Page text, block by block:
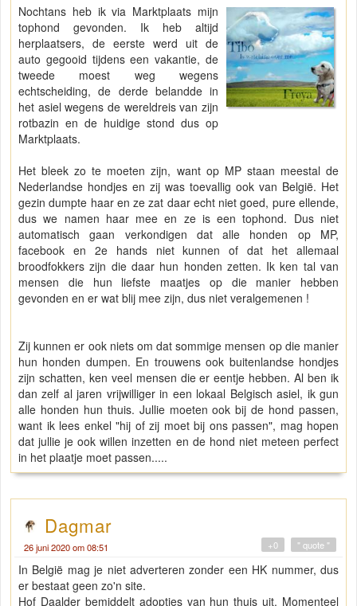
Nochtans heb ik via Marktplaats mijn
tophond gevonden. Ik heb altijd
herplaatsers, de eerste werd uit de
auto gegooid tijdens een vakantie, de
tweede moest weg wegens
echtscheiding, de derde belandde in
het asiel wegens de wereldreis van zijn
rotbazin en de huidige stond dus op
Marktplaats.
Het bleek zo te moeten zijn, want op MP staan meestal de
Nederlandse hondjes en zij was toevallig ook van België. Het
gezin dumpte haar en ze zat daar echt niet goed, pure ellende,
dus we namen haar mee en ze is een tophond. Dus niet
automatisch gaan verkondigen dat alle honden op MP,
facebook en 2e hands niet kunnen of dat het allemaal
broodfokkers zijn die daar hun honden zetten. Ik ken tal van
mensen die hun liefste maatjes op die manier hebben
gevonden en er wat blij mee zijn, dus niet veralgemenen !
Zij kunnen er ook niets om dat sommige mensen op die manier
hun honden dumpen. En trouwens ook buitenlandse hondjes
zijn schatten, ken veel mensen die er eentje hebben. Al ben ik
dan zelf al jaren vrijwilliger in een lokaal Belgisch asiel, ik gun
alle honden hun thuis. Jullie moeten ook bij de hond passen,
want ik lees enkel "hij of zij moet bij ons passen", mag hopen
dat jullie je ook willen inzetten en de hond niet meteen perfect
in het plaatje moet passen.....
Dagmar
26 juni 2020 om 08:51 " quote "
+0
In België mag je niet adverteren zonder een HK nummer, dus
er bestaat geen zo'n site.
Hof Daalder bemiddelt adopties van hun thuis uit. Momenteel